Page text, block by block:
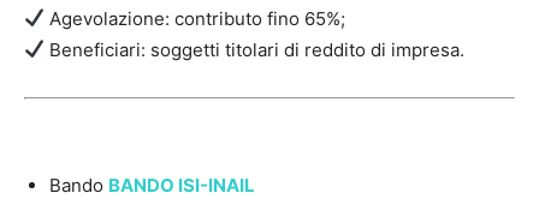
Agevolazione: contributo fino 65%;
Beneficiari: soggetti titolari di reddito di impresa.
Bando BANDO ISI-INAIL